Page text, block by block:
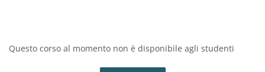
Questo corso al momento non è disponibile agli studenti